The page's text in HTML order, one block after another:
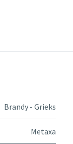
Brandy - Grieks
Metaxa